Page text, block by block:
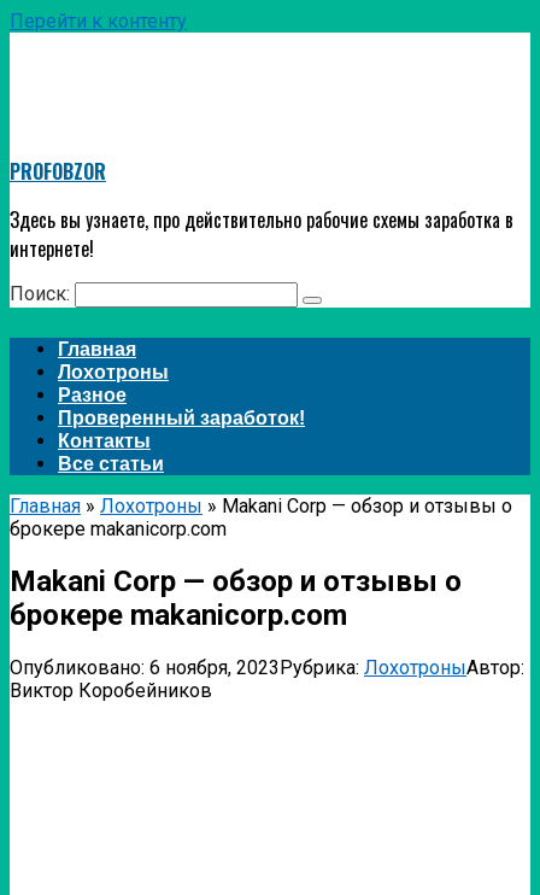
Перейти к контенту
PROFOBZOR
Здесь вы узнаете, про действительно рабочие схемы заработка в
интернете!
Поиск:
Главная
Лохотроны
Разное
Проверенный заработок!
Контакты
Все статьи
Главная » Лохотроны » Makani Corp — обзор и отзывы о
брокере makanicorp.com
Makani Corp — обзор и отзывы о
брокере makanicorp.com
Опубликовано: 6 ноября, 2023Рубрика: ЛохотроныАвтор:
Виктор Коробейников